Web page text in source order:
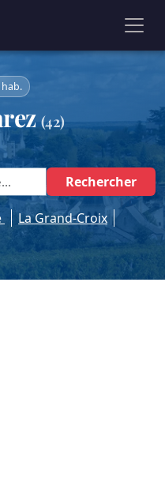
hab.
(42)
Rechercher
La Grand-Croix